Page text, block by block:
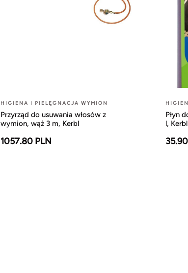
HIGIENA I PIELĘGNACJA WYMION
Przyrząd do usuwania włosów z
wymion, wąż 3 m, Kerbl
1057.80 PLN
Płyn
l, Kerbl